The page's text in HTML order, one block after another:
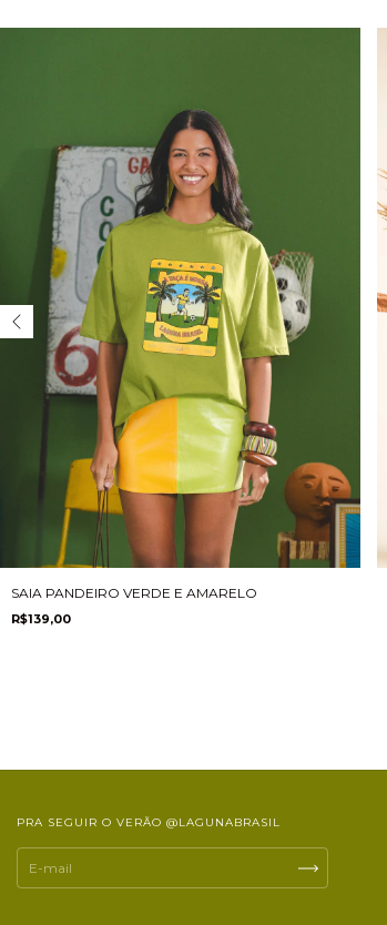
SAIA PANDEIRO VERDE E AMARELO
R$139,00
PRA SEGUIR O VERÃO @LAGUNABRASIL